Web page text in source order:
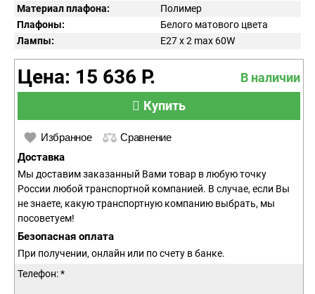
Материал плафона:
Полимер
Плафоны:
Белого матового цвета
Лампы:
E27 x 2 max 60W
Цена: 15 636 Р.
В наличии
Купить
Избранное Сравнение
Доставка
Мы доставим заказанный Вами товар в любую точку
России любой транспортной компанией. В случае, если Вы
не знаете, какую транспортную компанию выбрать, мы
посоветуем!
Безопасная оплата
При получении, онлайн или по счету в банке.
Телефон: *